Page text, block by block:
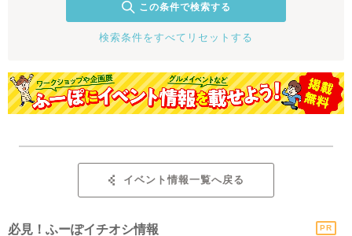
この条件で検索する
検索条件をすべてリセットする
イベント情報一覧へ戻る
必見！ふーぽイチオシ情報 PR